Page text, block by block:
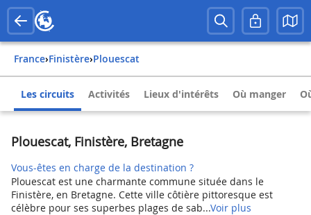
France› Finistère› Plouescat
Les circuits Activités Lieux d'intérêts Où manger
Plouescat, Finistère, Bretagne
Vous-êtes en charge de la destination ?
Plouescat est une charmante commune située dans le
Finistère, en Bretagne. Cette ville côtière pittoresque est
célèbre pour ses superbes plages de sab...Voir plus